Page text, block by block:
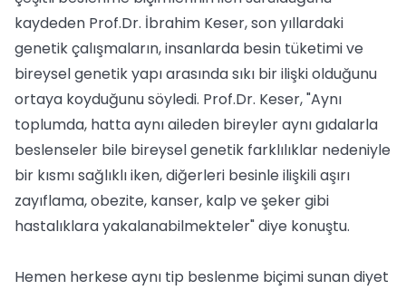
kaydeden Prof.Dr. İbrahim Keser, son yıllardaki
genetik çalışmaların, insanlarda besin tüketimi ve
bireysel genetik yapı arasında sıkı bir ilişki olduğunu
ortaya koyduğunu söyledi. Prof.Dr. Keser, "Aynı
toplumda, hatta aynı aileden bireyler aynı gıdalarla
beslenseler bile bireysel genetik farklılıklar nedeniyle
bir kısmı sağlıklı iken, diğerleri besinle ilişkili aşırı
zayıflama, obezite, kanser, kalp ve şeker gibi
hastalıklara yakalanabilmekteler" diye konuştu.
Hemen herkese aynı tip beslenme biçimi sunan diyet